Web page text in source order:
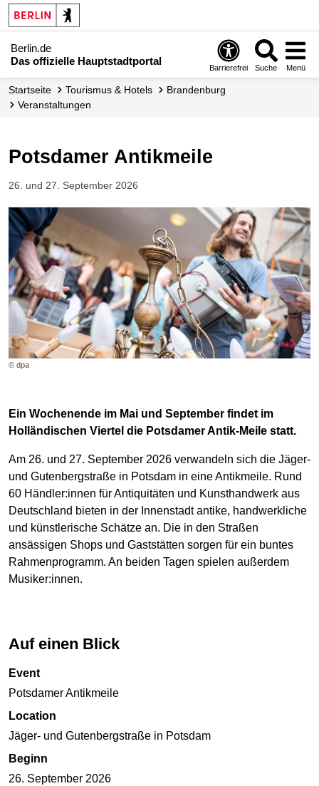
Berlin.de
Das offizielle Hauptstadtportal
Barrierefrei Suche Menü
Startseite Tourismus & Hotels
Brandenburg
Veranstaltungen
Potsdamer Antikmeile
26. und 27. September 2026
© dpa
Ein Wochenende im Mai und September findet im
Holländischen Viertel die Potsdamer Antik-Meile statt.
Am 26. und 27. September 2026 verwandeln sich die Jäger-
und Gutenbergstraße in Potsdam in eine Antikmeile. Rund
60 Händler:innen für Antiquitäten und Kunsthandwerk aus
Deutschland bieten in der Innenstadt antike, handwerkliche
und künstlerische Schätze an. Die in den Straßen
ansässigen Shops und Gaststätten sorgen für ein buntes
Rahmenprogramm. An beiden Tagen spielen außerdem
Musiker:innen.
Auf einen Blick
Event
Potsdamer Antikmeile
Location
Jäger- und Gutenbergstraße in Potsdam
Beginn
26. September 2026